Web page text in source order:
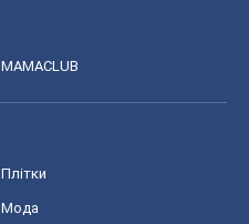
MAMACLUB
Плітки
Мода